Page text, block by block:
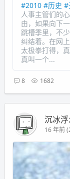
#2010 #历史 #
人事主管们的
由，如果向下
跳槽季里，不
纠结着。在网
太极拳打得，
真叫一个...
8 1682
沉冰
16 年前